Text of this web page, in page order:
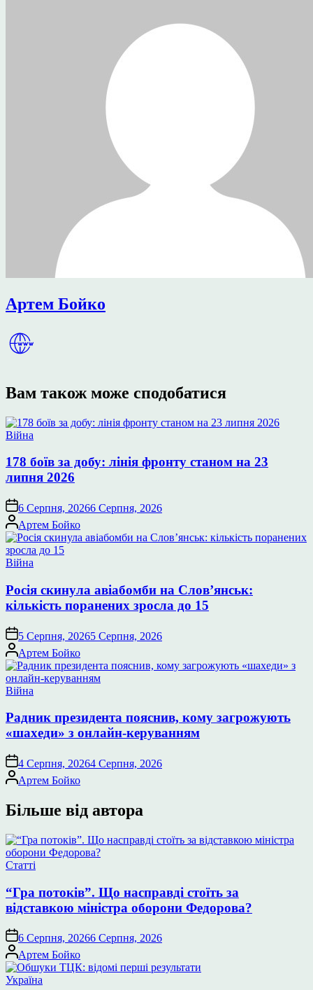
Артем Бойко
Вам також може сподобатися
Опублікувати
Війна
178 боїв за добу: лінія фронту станом на 23
липня 2026
6 Серпня, 20266 Серпня, 2026
Опубліковано
Артем Бойко
Опублікувати
Війна
Росія скинула авіабомби на Слов’янськ:
кількість поранених зросла до 15
5 Серпня, 20265 Серпня, 2026
Опубліковано
Артем Бойко
Опублікувати
Війна
Радник президента пояснив, кому загрожують
«шахеди» з онлайн-керуванням
4 Серпня, 20264 Серпня, 2026
Опубліковано
Артем Бойко
Більше від автора
Опублікувати
Статті
“Гра потоків”. Що насправді стоїть за
відставкою міністра оборони Федорова?
6 Серпня, 20266 Серпня, 2026
Опубліковано
Артем Бойко
Опублікувати
Україна